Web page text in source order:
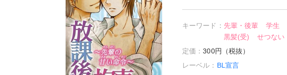
キーワード： 先輩・後輩 学生
黒髪(受)
せつない
定価：300円（税抜）
レーベル： BL宣言